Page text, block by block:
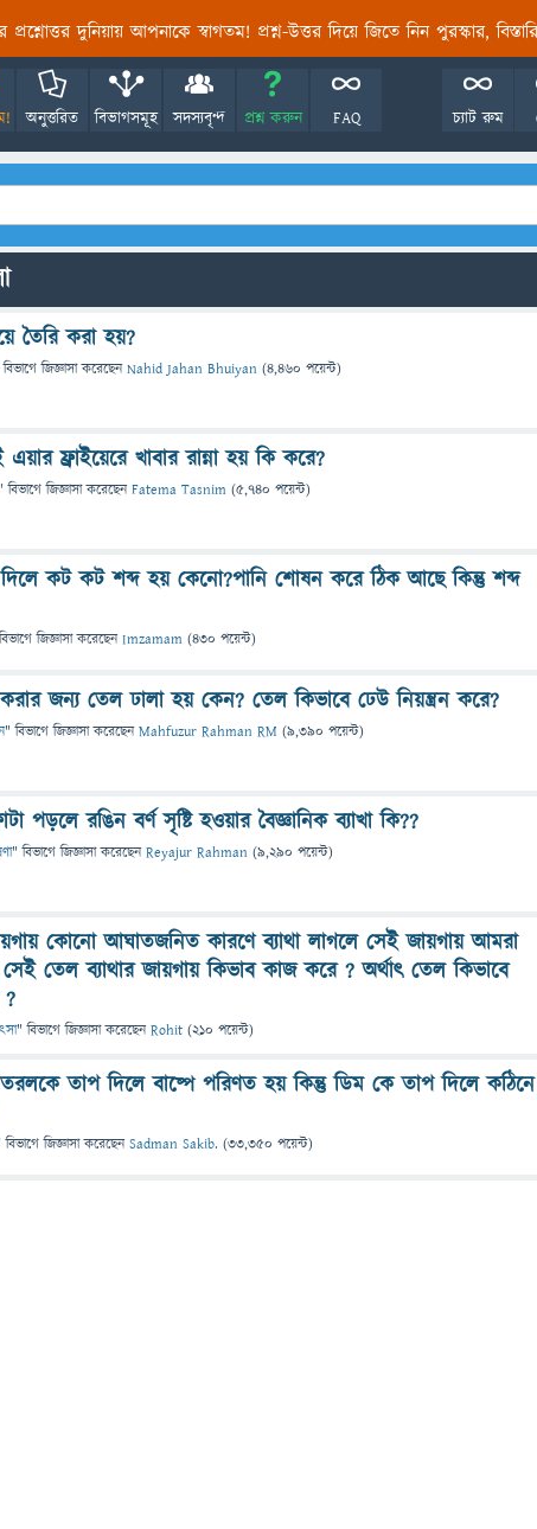
প্রশ্নোত্তর দুনিয়ায় আপনাকে স্বাগতম! প্রশ্ন-উত্তর দিয়ে জিতে নিন পুরস্কার,
অনুত্তরিত বিভাগসমূহ সদস্যবৃন্দ প্রশ্ন করুন FAQ চ্যাট রুম
তৈরি করা হয়?
জিজ্ঞাসাকরেছেনNahid Jahan Bhuiyan (4,460 পয়েন্ট)
ফ্রাইয়েরে খাবার রান্না হয় কি করে?
বিভাগে জিজ্ঞাসাকরেছেনFatema Tasnim (5,740 পয়েন্ট)
দিলে কট কট শব্দ হয় কেনো?পানি শোষন করে ঠিক আছে কিন্তু শব্দ
জিজ্ঞাসাকরেছেনImzamam (430 পয়েন্ট)
জন্য তেল ঢালা হয় কেন? তেল কিভাবে ঢেউ নিয়ন্ত্রন করে?
" বিভাগে জিজ্ঞাসাকরেছেনMahfuzur Rahman RM (9,390 পয়েন্ট)
পড়লে রঙিন বর্ণ সৃষ্টি হওয়ার বৈজ্ঞানিক ব্যাখা কি??
" বিভাগে জিজ্ঞাসাকরেছেনReyajur Rahman (9,290 পয়েন্ট)
কোনো আঘাতজনিত কারণে ব্যাথা লাগলে সেই জায়গায় আমরা
তেল ব্যাথার জায়গায় কিভাব কাজ করে ? অর্থাৎ তেল কিভাবে
?
" বিভাগে জিজ্ঞাসাকরেছেনRohit (210 পয়েন্ট)
তাপ দিলে বাষ্পে পরিণত হয় কিন্তু ডিম কে তাপ দিলে কঠিনে
জিজ্ঞাসাকরেছেনSadman Sakib. (33,350 পয়েন্ট)